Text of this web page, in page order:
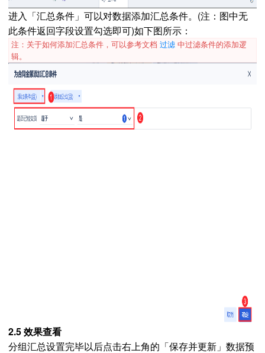
进入「汇总条件」可以对数据添加汇总条件。(注：图中无
此条件返回字段设置勾选即可)如下图所示：
注：关于如何添加汇总条件，可以参考文档 过滤 中过滤条件的添加逻
辑。
2.5 效果查看
分组汇总设置完毕以后点击右上角的「保存并更新」数据预